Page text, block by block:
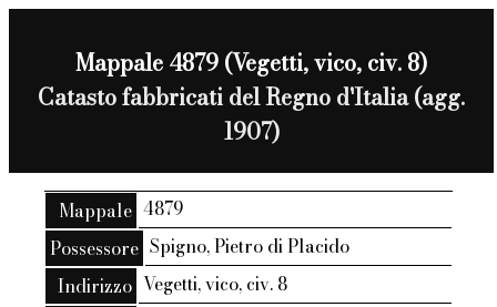
Mappale 4879 (Vegetti, vico, civ. 8)
Catasto fabbricati del Regno d'Italia (agg.
1907)
Mappale 4879
Possessore Spigno, Pietro di Placido
Indirizzo Vegetti, vico, civ. 8